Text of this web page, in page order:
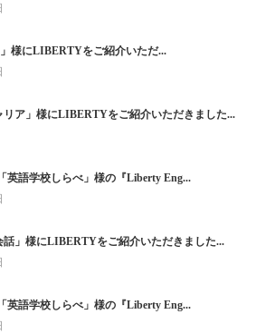
」様にLIBERTYをご紹介いただ...
リア」様にLIBERTYをご紹介いただきました...
英語学校しらべ」様の『Liberty Eng...
話」様にLIBERTYをご紹介いただきました...
英語学校しらべ」様の『Liberty Eng...